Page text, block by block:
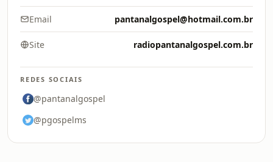
Email pantanalgospel@hotmail.com.br
Site radiopantanalgospel.com.br
REDES SOCIAIS
@pantanalgospel
@pgospelms